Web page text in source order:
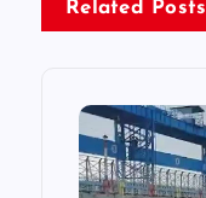
Related Posts